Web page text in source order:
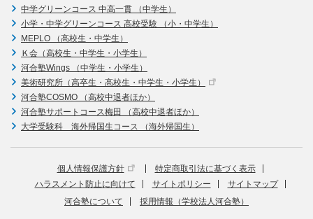
中学グリーンコース 中高一貫 （中学生）
小学・中学グリーンコース 高校受験 （小・中学生）
MEPLO （高校生・中学生）
Ｋ会（高校生・中学生・小学生）
河合塾Wings （中学生・小学生）
美術研究所（高卒生・高校生・中学生・小学生）
河合塾COSMO （高校中退者ほか）
河合塾サポートコース梅田 （高校中退者ほか）
大学受験科 海外帰国生コース （海外帰国生）
個人情報保護方針
特定商取引法に基づく表示
ハラスメント防止に向けて
サイトポリシー
サイトマップ
河合塾について
採用情報（学校法人河合塾）